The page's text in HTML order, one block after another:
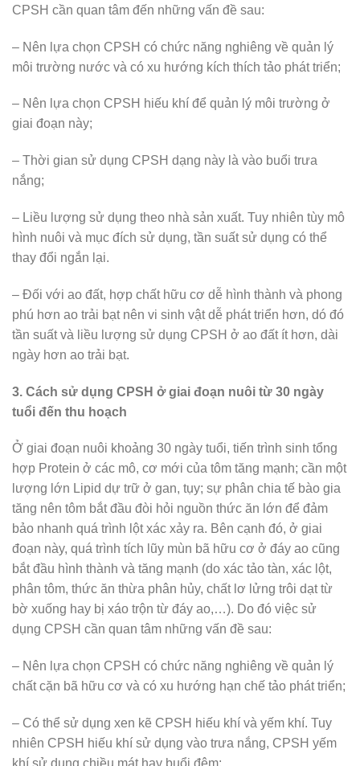
CPSH cần quan tâm đến những vấn đề sau:
– Nên lựa chọn CPSH có chức năng nghiêng về quản lý
môi trường nước và có xu hướng kích thích tảo phát triển;
– Nên lựa chọn CPSH hiếu khí để quản lý môi trường ở
giai đoạn này;
– Thời gian sử dụng CPSH dạng này là vào buổi trưa
nắng;
– Liều lượng sử dụng theo nhà sản xuất. Tuy nhiên tùy mô
hình nuôi và mục đích sử dụng, tần suất sử dụng có thể
thay đổi ngắn lại.
– Đối với ao đất, hợp chất hữu cơ dễ hình thành và phong
phú hơn ao trải bạt nên vi sinh vật dễ phát triển hơn, dó đó
tần suất và liều lượng sử dụng CPSH ở ao đất ít hơn, dài
ngày hơn ao trải bạt.
3. Cách sử dụng CPSH ở giai đoạn nuôi từ 30 ngày
tuổi đến thu hoạch
Ở giai đoạn nuôi khoảng 30 ngày tuổi, tiến trình sinh tổng
hợp Protein ở các mô, cơ mới của tôm tăng mạnh; cần một
lượng lớn Lipid dự trữ ở gan, tụy; sự phân chia tế bào gia
tăng nên tôm bắt đầu đòi hỏi nguồn thức ăn lớn để đảm
bảo nhanh quá trình lột xác xảy ra. Bên cạnh đó, ở giai
đoạn này, quá trình tích lũy mùn bã hữu cơ ở đáy ao cũng
bắt đầu hình thành và tăng mạnh (do xác tảo tàn, xác lột,
phân tôm, thức ăn thừa phân hủy, chất lơ lửng trôi dạt từ
bờ xuống hay bị xáo trộn từ đáy ao,…). Do đó việc sử
dụng CPSH cần quan tâm những vấn đề sau:
– Nên lựa chọn CPSH có chức năng nghiêng về quản lý
chất cặn bã hữu cơ và có xu hướng hạn chế tảo phát triển;
– Có thể sử dụng xen kẽ CPSH hiếu khí và yếm khí. Tuy
nhiên CPSH hiếu khí sử dụng vào trưa nắng, CPSH yếm
khí sử dụng chiều mát hay buổi đêm;